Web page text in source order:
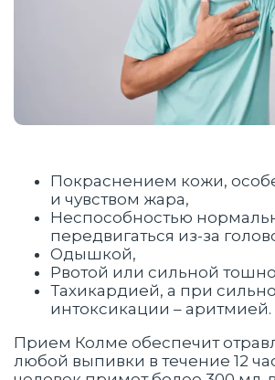
Покраснением кожи,
и чувством жара,
Неспособностью
передвигаться из-за
Одышкой,
Рвотой или сильной
Тахикардией, а при
интоксикации – аритмией.
Прием Колме обеспечит
любой выпивки в течение 12